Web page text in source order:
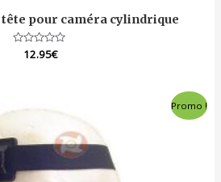
pour caméra cylindrique
Note
12.95€
Promo !